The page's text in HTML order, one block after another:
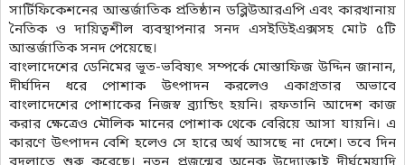
সার্টিফিকেশনের আন্তর্জাতিক প্রতিষ্ঠান ডব্লিউআরএপি এবং কারখানায়
নৈতিক ও দায়িত্বশীল ব্যবস্থাপনার সনদ এসইডিইএক্সসহ মোট ৫টি
আন্তর্জাতিক সনদ পেয়েছে।
বাংলাদেশের ডেনিমের ভূত-ভবিষ্যৎ সম্পর্কে মোস্তাফিজ উদ্দিন জানান,
দীর্ঘদিন ধরে পোশাক উৎপাদন করলেও একাগ্রতার অভাবে
বাংলাদেশের পোশাকের নিজস্ব ব্র্যান্ডিং হয়নি। রফতানি আদেশ কাজ
করার ক্ষেত্রেও মৌলিক মানের পোশাক থেকে বেরিয়ে আসা যায়নি। এ
কারণে উৎপাদন বেশি হলেও সে হারে অর্থ আসছে না দেশে। তবে দিন